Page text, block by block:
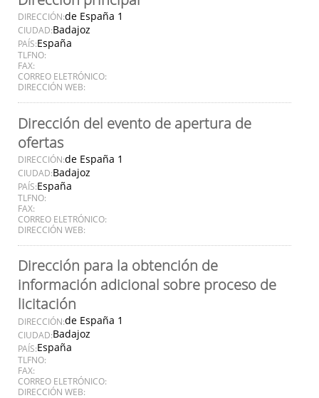
DIRECCIÓN:de España 1
CIUDAD:Badajoz
PAÍS:España
TLFNO:
FAX:
CORREO ELETRÓNICO:
DIRECCIÓN WEB:
Dirección del evento de apertura de
ofertas
DIRECCIÓN:de España 1
CIUDAD:Badajoz
PAÍS:España
TLFNO:
FAX:
CORREO ELETRÓNICO:
DIRECCIÓN WEB:
Dirección para la obtención de
información adicional sobre proceso de
licitación
DIRECCIÓN:de España 1
CIUDAD:Badajoz
PAÍS:España
TLFNO:
FAX:
CORREO ELETRÓNICO:
DIRECCIÓN WEB: